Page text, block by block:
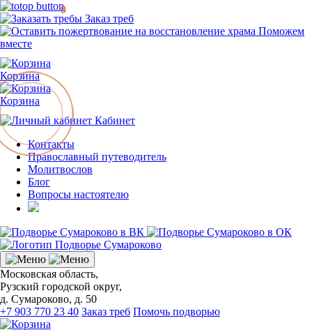
Заказ треб
Поможем
вместе
Корзина
Корзина
0
Кабинет
Контакты
Православный путеводитель
Молитвослов
Блог
Вопросы настоятелю
Московская область,
Рузский городской округ,
д. Сумароково, д. 50
+7 903 770 23 40 Заказ треб Помочь подворью